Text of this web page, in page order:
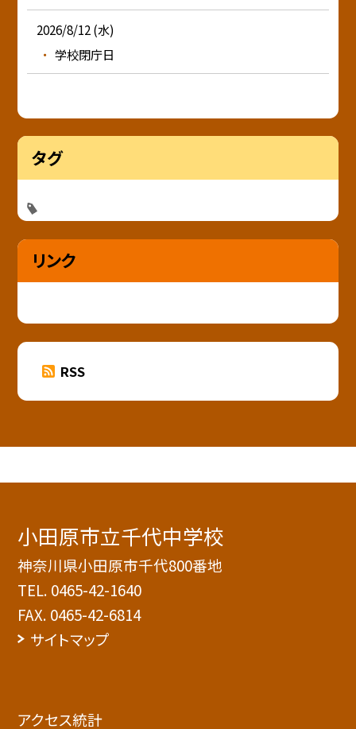
2026/8/12 (水)
学校閉庁日
タグ
リンク
RSS
小田原市立千代中学校
神奈川県小田原市千代800番地
TEL. 0465-42-1640
FAX. 0465-42-6814
サイトマップ
アクセス統計